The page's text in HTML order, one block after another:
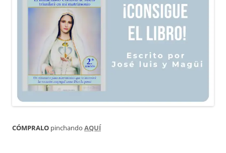
CÓMPRALO pinchando AQUÍ